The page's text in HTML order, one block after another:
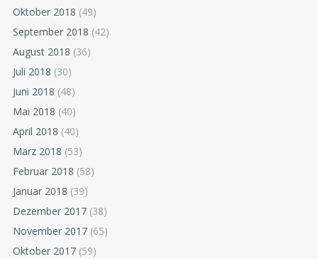
Oktober 2018 (49)
September 2018 (42)
August 2018 (36)
Juli 2018 (30)
Juni 2018 (48)
Mai 2018 (40)
April 2018 (40)
März 2018 (53)
Februar 2018 (58)
Januar 2018 (39)
Dezember 2017 (38)
November 2017 (65)
Oktober 2017 (59)